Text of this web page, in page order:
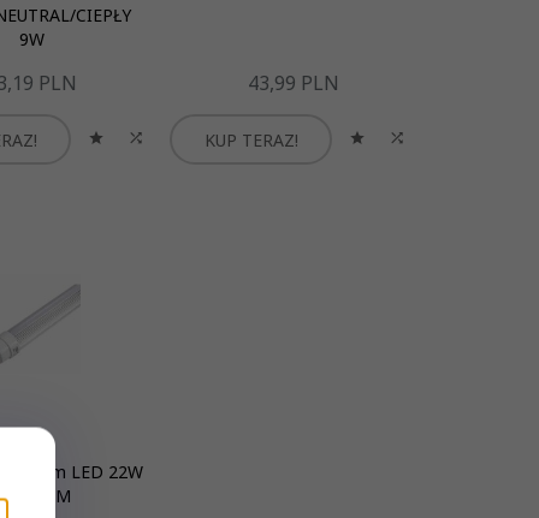
CIEPŁY
9W
19 PLN 43,99 PLN
KUP TERAZ!
150cm LED 22W